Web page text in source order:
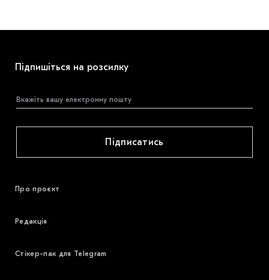
Підпишіться на розсилку
Підписатись
Про проєкт
Редакція
Стікер-пак для Telegram